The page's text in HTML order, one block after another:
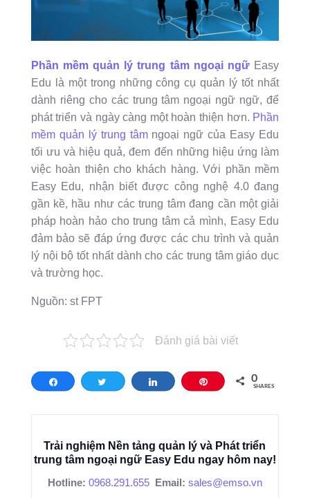
Phần mềm quản lý trung tâm ngoại ngữ Easy
Edu là một trong những công cụ quản lý tốt nhất
dành riêng cho các trung tâm ngoại ngữ ngữ, để
phát triển và ngày càng một hoàn thiện hơn. Phần
mềm quản lý trung tâmngoại ngữ của Easy Edu
tối ưu và hiệu quả, đem đến những hiệu ứng làm
việc hoàn thiện cho khách hàng. Với phần mềm
Easy Edu, nhận biết được công nghệ 4.0 đang
gần kề, hầu như các trung tâm đang cần một giải
pháp hoàn hảo cho trung tâm cả mình, Easy Edu
đảm bảo sẽ đáp ứng được các chu trình và quản
lý nội bộ tốt nhất dành cho các trung tâm giáo dục
và trường học.
Nguồn: st FPT
Đánh giá bài viết
Share Tweet Share Pin 0
SHARES
Trải nghiệm Nền tảng quản lý và Phát triển
trung tâm ngoại ngữ Easy Edu ngay hôm nay!
Hotline: 0968.291.655 Email: sales@emso.vn